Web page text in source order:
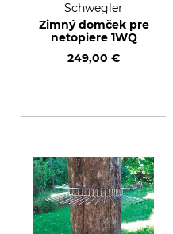
Schwegler
Zimný domček pre
netopiere 1WQ
249,00 €